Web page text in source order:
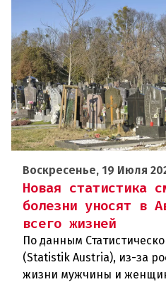
Воскресенье, 19 Июля
Новая статистика
болезни уносят в
всего жизней
По данным
(Statistik Austria), из-за
жизни мужчины и